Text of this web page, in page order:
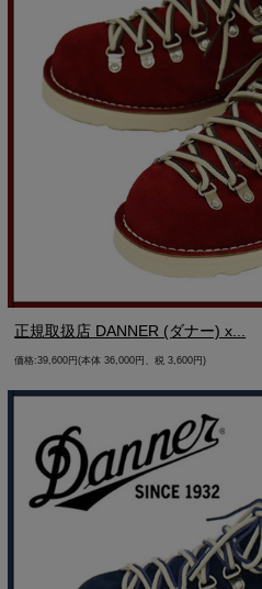
正規取扱店 DANNER (ダナー) x...
価格:39,600円(本体 36,000円、税 3,600円)